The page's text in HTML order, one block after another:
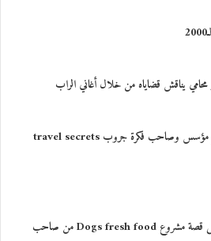
حوار مع مؤسس وصاحب فكرة جروب travel secrets
تعرف على قصة مشروع Dogs fresh food من صاحب